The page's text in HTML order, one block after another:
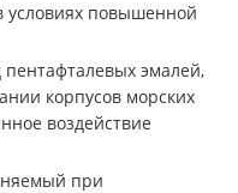
условиях повышенной
эмалей,
корпусов морских
воздействие
при
Privacy notice